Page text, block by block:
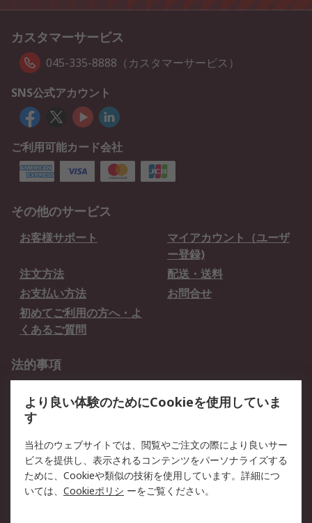
カスタマーサービス
045-335-8888（カスタマーサービス）
SNS公式アカウント
ご利用可能カード会社
その他のサービス
お客様サポート
マイアカウント（ユーザ
ー登録)
注文方法
配送・送料
お支払い方法
お問合せ
初めてご利用の方へ・よ
くあるご質問
法的事項
クッキーポリシー
RSについて
会社概要
採用情報
プレスリリース＆お知ら
コーポレートサイト
より良い体験のためにCookieを使用していま
す
当社のウェブサイトでは、閲覧やご注文の際により良いサー
ビスを提供し、表示されるコンテンツをパーソナライズする
ために、Cookieや類似の技術を使用しています。詳細につ
いては、 Cookieポリシ ーをご覧ください。